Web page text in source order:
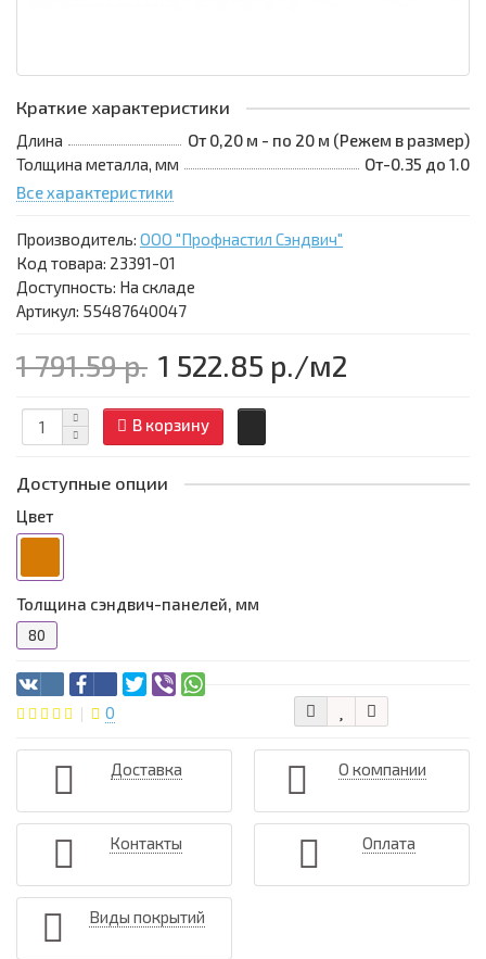
Краткие характеристики
Длина
От 0,20 м - по 20 м (Режем в размер)
Толщина металла, мм
От-0.35 до 1.0
Все характеристики
Производитель: ООО "Профнастил Сэндвич"
Код товара: 23391-01
Доступность: На складе
Артикул: 55487640047
1 791.59 р. 1 522.85 р./м2
В корзину
Доступные опции
Цвет
Толщина сэндвич-панелей, мм
80
0
Доставка О компании
Контакты Оплата
Виды покрытий